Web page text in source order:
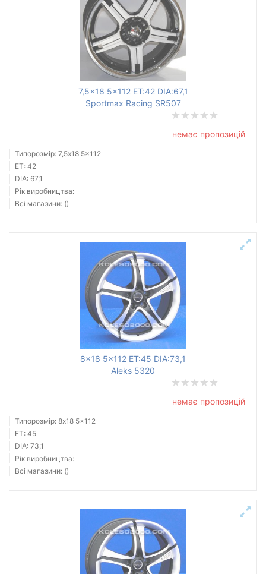
7,5x18 5x112 ET:42 DIA:67,1
Sportmax Racing SR507
немає пропозицій
Типорозмір: 7,5x18 5x112
ET: 42
DIA: 67,1
Рік виробництва:
Всі магазини: ()
8x18 5x112 ET:45 DIA:73,1
Aleks 5320
немає пропозицій
Типорозмір: 8x18 5x112
ET: 45
DIA: 73,1
Рік виробництва:
Всі магазини: ()